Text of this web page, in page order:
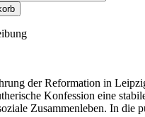
der Reformation in
Konfession eine
Zusammenleben. In die